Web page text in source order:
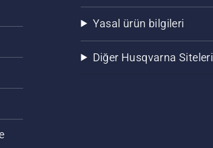
Yasal ürün bilgileri
Diğer Husqvarna Siteleri